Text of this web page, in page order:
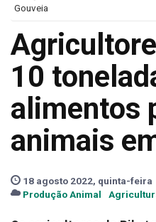
Gouveia
10
alimentos
animais
18 agosto 2022, quinta-feira
Produção Animal